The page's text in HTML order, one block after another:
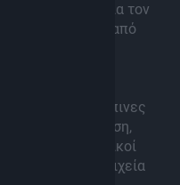
Οικισμό και για τον
μέχρι σήμερα από
θρύλους, ανθρώπινες
προς εξαφάνιση,
Ανατολικοί
λίγα από τα στοιχεία